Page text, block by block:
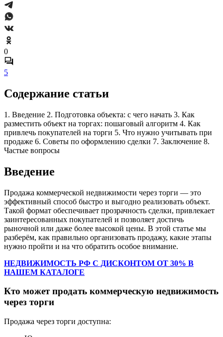
0
5
Содержание статьи
1. Введение 2. Подготовка объекта: с чего начать 3. Как
разместить объект на торгах: пошаговый алгоритм 4. Как
привлечь покупателей на торги 5. Что нужно учитывать при
продаже 6. Советы по оформлению сделки 7. Заключение 8.
Частые вопросы
Введение
Продажа коммерческой недвижимости через торги — это
эффективный способ быстро и выгодно реализовать объект.
Такой формат обеспечивает прозрачность сделки, привлекает
заинтересованных покупателей и позволяет достичь
рыночной или даже более высокой цены. В этой статье мы
разберём, как правильно организовать продажу, какие этапы
нужно пройти и на что обратить особое внимание.
НЕДВИЖИМОСТЬ РФ С ДИСКОНТОМ ОТ 30% В
НАШЕМ КАТАЛОГЕ
Кто может продать коммерческую недвижимость
через торги
Продажа через торги доступна: